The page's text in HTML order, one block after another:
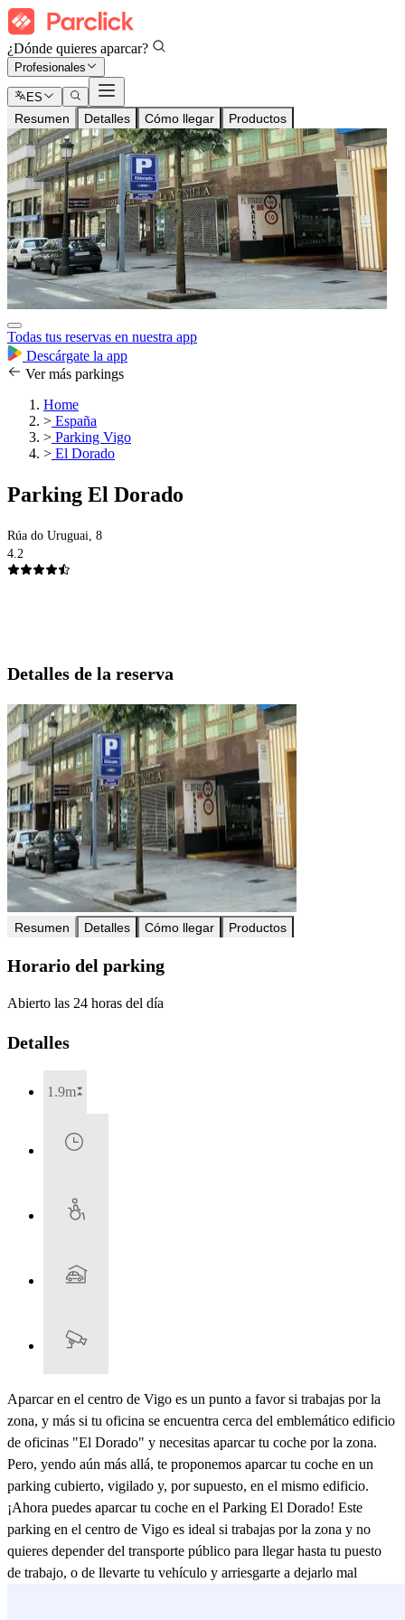
¿Dónde quieres aparcar?
Profesionales
ES
Resumen Detalles Cómo llegar Productos
Todas tus reservas en nuestra app
Descárgate la app
Ver más parkings
Home
> España
> Parking Vigo
> El Dorado
Parking El Dorado
Rúa do Uruguai, 8
4.2
Detalles de la reserva
Resumen Detalles Cómo llegar Productos
Horario del parking
Abierto las 24 horas del día
Detalles
1.9m
Aparcar en el centro de Vigo es un punto a favor si trabajas por la
zona, y más si tu oficina se encuentra cerca del emblemático edificio
de oficinas "El Dorado" y necesitas aparcar tu coche por la zona.
Pero, yendo aún más allá, te proponemos aparcar tu coche en un
parking cubierto, vigilado y, por supuesto, en el mismo edificio.
¡Ahora puedes aparcar tu coche en el Parking El Dorado! Este
parking en el centro de Vigo es ideal si trabajas por la zona y no
quieres depender del transporte público para llegar hasta tu puesto
de trabajo, o de llevarte tu vehículo y arriesgarte a dejarlo mal